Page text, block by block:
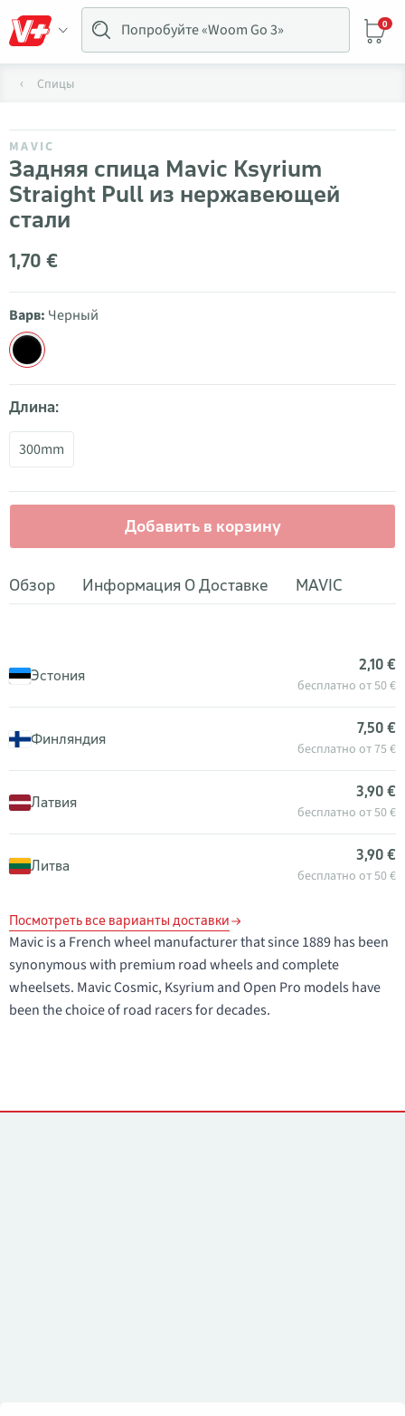
0
Спицы
MAVIC
Задняя спица Mavic Ksyrium
Straight Pull из нержавеющей
стали
1,70 €
Варв: Черный
Длина:
300mm
Добавить в корзину
Обзор Информация О Доставке MAVIC
Эстония
2,10 €
бесплатно от 50 €
Финляндия
7,50 €
бесплатно от 75 €
Латвия
3,90 €
бесплатно от 50 €
Литва
3,90 €
бесплатно от 50 €
Посмотреть все варианты доставки
Mavic is a French wheel manufacturer that since 1889 has been
synonymous with premium road wheels and complete
wheelsets. Mavic Cosmic, Ksyrium and Open Pro models have
been the choice of road racers for decades.